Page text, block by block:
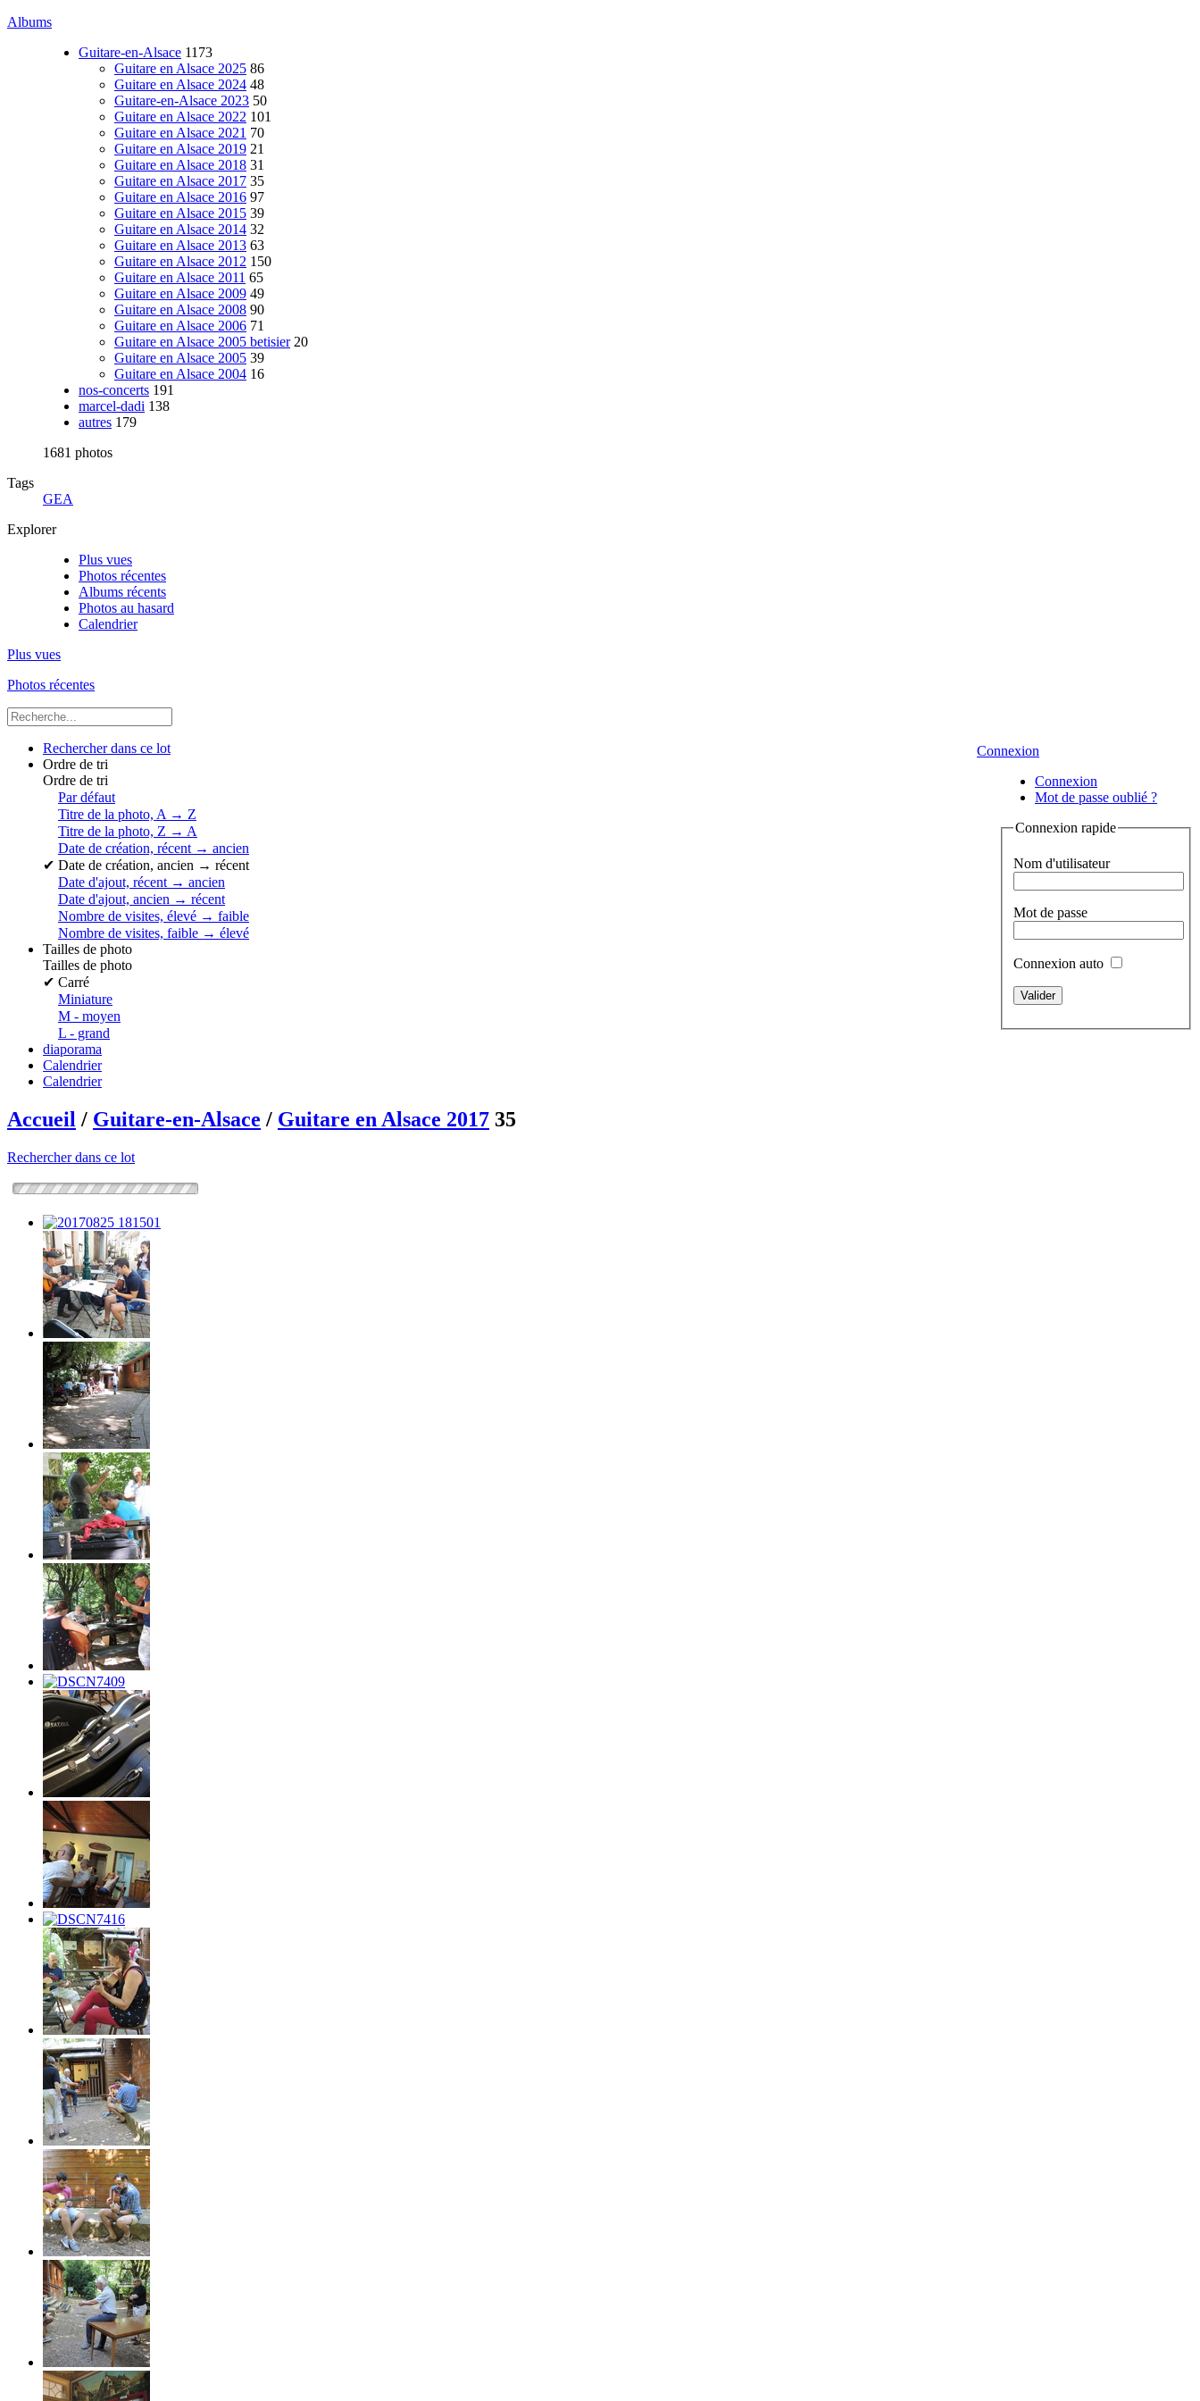
Albums
Guitare-en-Alsace 1173
Guitare en Alsace 2025 86
Guitare en Alsace 2024 48
Guitare-en-Alsace 2023 50
Guitare en Alsace 2022 101
Guitare en Alsace 2021 70
Guitare en Alsace 2019 21
Guitare en Alsace 2018 31
Guitare en Alsace 2017 35
Guitare en Alsace 2016 97
Guitare en Alsace 2015 39
Guitare en Alsace 2014 32
Guitare en Alsace 2013 63
Guitare en Alsace 2012 150
Guitare en Alsace 2011 65
Guitare en Alsace 2009 49
Guitare en Alsace 2008 90
Guitare en Alsace 2006 71
Guitare en Alsace 2005 betisier 20
Guitare en Alsace 2005 39
Guitare en Alsace 2004 16
nos-concerts 191
marcel-dadi 138
autres 179
1681 photos
Tags
GEA
Explorer
Plus vues
Photos récentes
Albums récents
Photos au hasard
Calendrier
Plus vues
Photos récentes
Connexion
Connexion
Mot de passe oublié ?
Connexion rapide
Nom d'utilisateur
Mot de passe
Connexion auto
Rechercher dans ce lot
Ordre de tri
Ordre de tri
Par défaut
Titre de la photo, A → Z
Titre de la photo, Z → A
Date de création, récent → ancien
✔ Date de création, ancien → récent
Date d'ajout, récent → ancien
Date d'ajout, ancien → récent
Nombre de visites, élevé → faible
Nombre de visites, faible → élevé
Tailles de photo
Tailles de photo
✔ Carré
Miniature
M - moyen
L - grand
diaporama
Calendrier
Calendrier
Accueil / Guitare-en-Alsace / Guitare en Alsace 2017 35
Rechercher dans ce lot